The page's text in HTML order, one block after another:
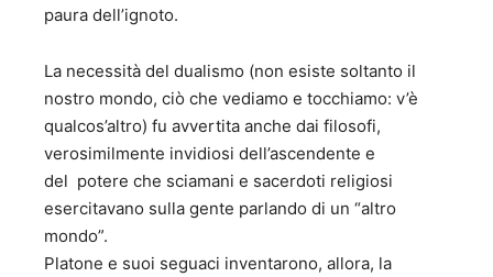
(Consigliere Giuridico del Ministro). d) Ministero per il
(Capo di Gabinetto) f) Ministero delle aree urbane dal 1987
al 1993 (Capo di Gabinetto). 3 – Attività svolte in organismi
internazionali e altri organismi interni: a) Membro del
Comitato per i Pubblici Appalti della allora CEE a Bruxelles
dal 1973 al 1975. b) Membro del Comitato Giuridico
dell’Organizzazione Internazionale dell’Aviazione Civile
(ICAO-OACI) a Montreal dal 1983 al 1985. c) Membro del
Comitato per gli Affari Urbani dell’OCSE a Parigi dal 1987
al 1993. d) Membro della delegazione della Cassa per il
paura dell’ignoto.
La necessità del dualismo (non esiste soltanto il
nostro mondo, ciò che vediamo e tocchiamo: v’è
qualcos’altro) fu avvertita anche dai filosofi,
verosimilmente invidiosi dell’ascendente e
del potere che sciamani e sacerdoti religiosi
esercitavano sulla gente parlando di un “altro
mondo”.
Platone e suoi seguaci inventarono, allora, la